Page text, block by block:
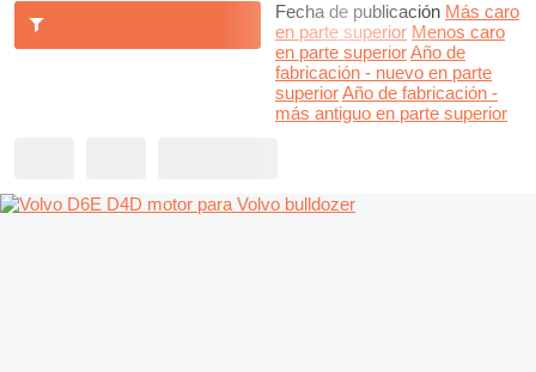
Fecha de publicación Más caro
en parte superior Menos caro
en parte superiorAño de
fabricación - nuevo en parte
superiorAño de fabricación -
más antiguo en parte superior